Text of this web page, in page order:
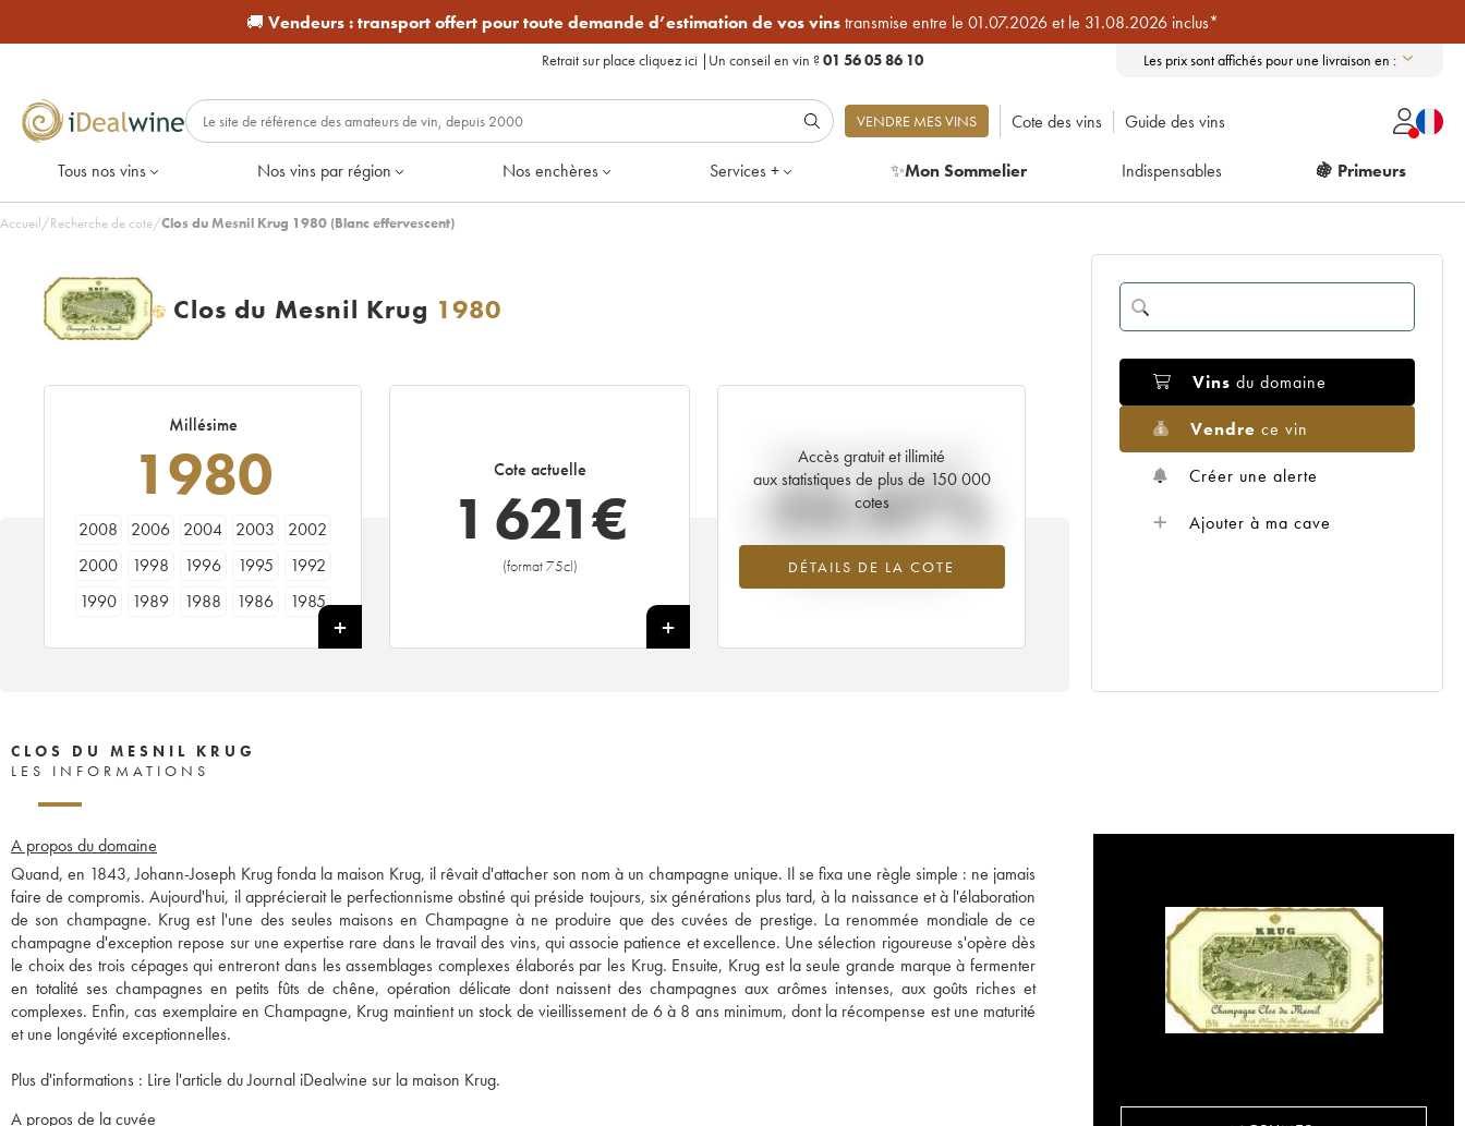
🚚 Vendeurs :transport offert pour toute demande d’estimation de vos vinstransmise entre le 01.07.2026 et le 31.08.2026 inclus*
Retrait sur place cliquez ici | Un conseil en vin ?01 56 05 86 10 Les prix sont affichés pour une livraison en :
VENDRE MES VINS Cote des vins Guide des vins
Tous nos vins Nos vins par région Nos enchères Services + ✨Mon Sommelier Indispensables 🍇 Primeurs
Accueil/Recherche de cote/Clos du Mesnil Krug 1980 (Blanc effervescent)
H Clos du Mesnil Krug 1980
Millésime
1980
2008 2006 2004 2003
2002
2000
1998 1996 1995
1992
1990
1989 1988 1986
1985
Cote actuelle
1 621€
(format 75cl)
+
Accès gratuit et illimité
aux statistiques de plus de 150 000
cotes
DÉTAILS DE LA COTE
Tendance actuelle de la cote
-23.07%
Tendance à la baisse du millésime 1980
en 2026 par rapport à 2025
Vins du domaine
Vendre ce vin
Créer une alerte
Ajouter à ma cave
CLOS DU MESNIL KRUG
LES INFORMATIONS
A propos du domaine
Quand, en 1843, Johann-Joseph Krug fonda la maison Krug, il rêvait d'attacher son nom à un champagne unique. Il se fixa une règle simple : ne jamais
faire de compromis. Aujourd'hui, il apprécierait le perfectionnisme obstiné qui préside toujours, six générations plus tard, à la naissance et à l'élaboration
de son champagne. Krug est l'une des seules maisons en Champagne à ne produire que des cuvées de prestige. La renommée mondiale de ce
champagne d'exception repose sur une expertise rare dans le travail des vins, qui associe patience et excellence. Une sélection rigoureuse s'opère dès
le choix des trois cépages qui entreront dans les assemblages complexes élaborés par les Krug. Ensuite, Krug est la seule grande marque à fermenter
en totalité ses champagnes en petits fûts de chêne, opération délicate dont naissent des champagnes aux arômes intenses, aux goûts riches et
complexes. Enfin, cas exemplaire en Champagne, Krug maintient un stock de vieillissement de 6 à 8 ans minimum, dont la récompense est une maturité
et une longévité exceptionnelles.
Plus d'informations : Lire l'article du Journal iDealwine sur la maison Krug.
A propos de la cuvée